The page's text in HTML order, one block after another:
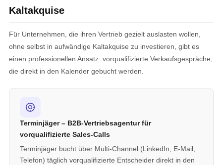
Kaltakquise
Für Unternehmen, die ihren Vertrieb gezielt auslasten wollen,
ohne selbst in aufwändige Kaltakquise zu investieren, gibt es
einen professionellen Ansatz: vorqualifizierte Verkaufsgespräche,
die direkt in den Kalender gebucht werden.
Terminjäger – B2B-Vertriebsagentur für
vorqualifizierte Sales-Calls
Terminjäger bucht über Multi-Channel (LinkedIn, E-Mail,
Telefon) täglich vorqualifizierte Entscheider direkt in den